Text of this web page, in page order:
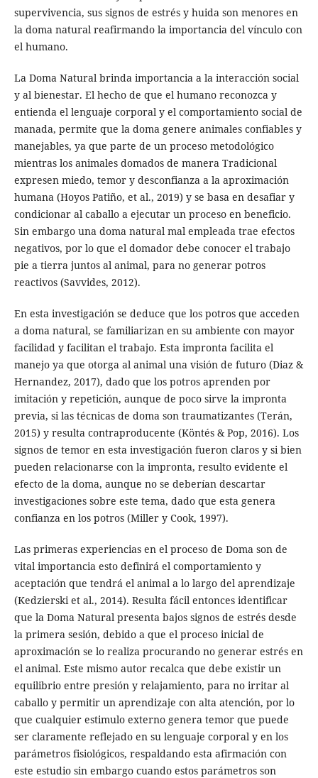
supervivencia, sus signos de estrés y huida son menores en
la doma natural reafirmando la importancia del vínculo con
el humano.
La Doma Natural brinda importancia a la interacción social
y al bienestar. El hecho de que el humano reconozca y
entienda el lenguaje corporal y el comportamiento social de
manada, permite que la doma genere animales confiables y
manejables, ya que parte de un proceso metodológico
mientras los animales domados de manera Tradicional
expresen miedo, temor y desconfianza a la aproximación
humana (Hoyos Patiño, et al., 2019) y se basa en desafiar y
condicionar al caballo a ejecutar un proceso en beneficio.
Sin embargo una doma natural mal empleada trae efectos
negativos, por lo que el domador debe conocer el trabajo
pie a tierra juntos al animal, para no generar potros
reactivos (Savvides, 2012).
En esta investigación se deduce que los potros que acceden
a doma natural, se familiarizan en su ambiente con mayor
facilidad y facilitan el trabajo. Esta impronta facilita el
manejo ya que otorga al animal una visión de futuro (Diaz &
Hernandez, 2017), dado que los potros aprenden por
imitación y repetición, aunque de poco sirve la impronta
previa, si las técnicas de doma son traumatizantes (Terán,
2015) y resulta contraproducente (Köntés & Pop, 2016). Los
signos de temor en esta investigación fueron claros y si bien
pueden relacionarse con la impronta, resulto evidente el
efecto de la doma, aunque no se deberían descartar
investigaciones sobre este tema, dado que esta genera
confianza en los potros (Miller y Cook, 1997).
Las primeras experiencias en el proceso de Doma son de
vital importancia esto definirá el comportamiento y
aceptación que tendrá el animal a lo largo del aprendizaje
(Kedzierski et al., 2014). Resulta fácil entonces identificar
que la Doma Natural presenta bajos signos de estrés desde
la primera sesión, debido a que el proceso inicial de
aproximación se lo realiza procurando no generar estrés en
el animal. Este mismo autor recalca que debe existir un
equilibrio entre presión y relajamiento, para no irritar al
caballo y permitir un aprendizaje con alta atención, por lo
que cualquier estimulo externo genera temor que puede
ser claramente reflejado en su lenguaje corporal y en los
parámetros fisiológicos, respaldando esta afirmación con
este estudio sin embargo cuando estos parámetros son